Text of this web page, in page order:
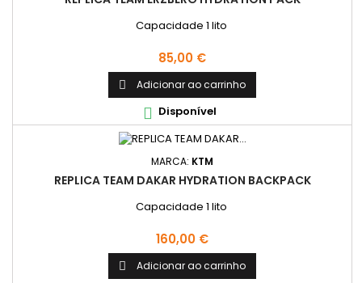
Capacidade 1 lito
Preço
85,00 €
 Adicionar ao carrinho
 Disponível
MARCA: KTM
REPLICA TEAM DAKAR HYDRATION BACKPACK
Capacidade 1 lito
Preço
160,00 €
 Adicionar ao carrinho